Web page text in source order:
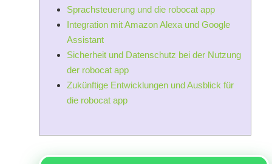
Sprachsteuerung und die robocat app
Integration mit Amazon Alexa und Google
Assistant
Sicherheit und Datenschutz bei der Nutzung
der robocat app
Zukünftige Entwicklungen und Ausblick für
die robocat app